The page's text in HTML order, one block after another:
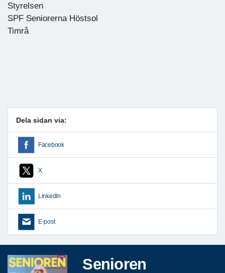
Styrelsen
SPF Seniorerna Höstsol
Timrå
Dela sidan via:
Facebook
X
LinkedIn
E-post
Senioren